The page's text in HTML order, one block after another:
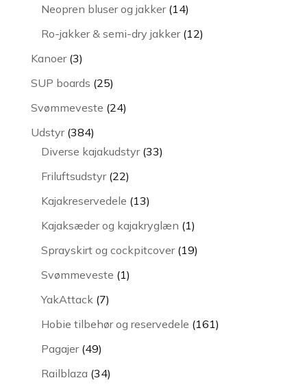
Neopren bluser og jakker 1414
varer
Ro-jakker & semi-dry jakker 1212
Kanoer 33
varer
SUP boards 2525
varer
Svømmeveste 2424
Udstyr 384384
varer
Diverse kajakudstyr 3333
Friluftsudstyr 2222
varer
Kajakreservedele 1313
varer
Kajaksæder og kajakryglæn 11
vare
Sprayskirt og cockpitcover 1919
Svømmeveste 11
YakAttack 77
Hobie tilbehør og reservedele 161161
Pagajer 4949
varer
Railblaza 3434